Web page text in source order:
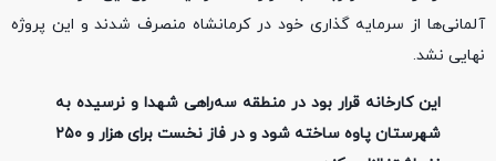
آلمانی‌ها از سرمایه گذاری خود در کرمانشاه منصرف شدند و این پروژه
نهایی نشد.
این کارخانه قرار بود در منطقه سه‌راهی شهدا و نرسیده به
شهرستان پاوه ساخته شود و در فاز نخست برای هزار و ۲۵۰